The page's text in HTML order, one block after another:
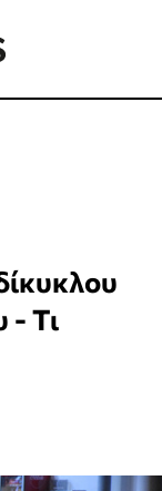
- Τι